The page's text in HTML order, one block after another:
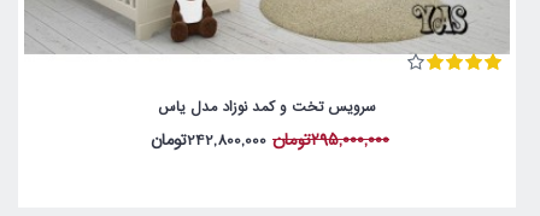
سرویس تخت و کمد نوزاد مدل یاس
295,000,000تومان 242,800,000تومان